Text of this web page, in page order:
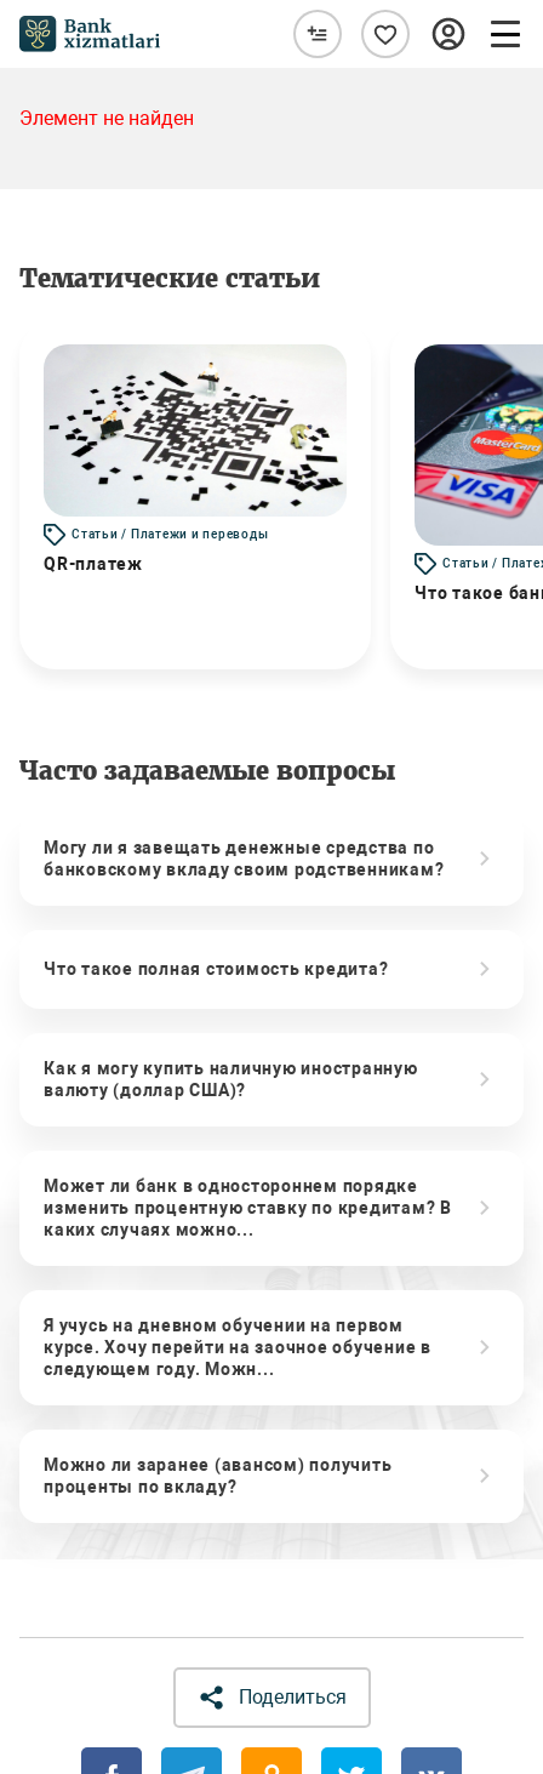
Элемент не найден
Тематические статьи
Статьи / Платежи и переводы
QR-платеж Статьи /
Что такое
Часто задаваемые вопросы
Могу ли я завещать денежные средства по
банковскому вкладу своим родственникам?
Что такое полная стоимость кредита?
Как я могу купить наличную иностранную
валюту (доллар США)?
Может ли банк в одностороннем порядке
изменить процентную ставку по кредитам? В
каких случаях можно...
Я учусь на дневном обучении на первом
курсе. Хочу перейти на заочное обучение в
следующем году. Можн...
Можно ли заранее (авансом) получить
проценты по вкладу?
Поделиться